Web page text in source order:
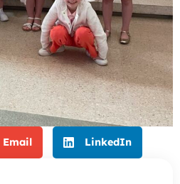
Email LinkedIn